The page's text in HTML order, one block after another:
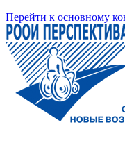
Перейти к основному